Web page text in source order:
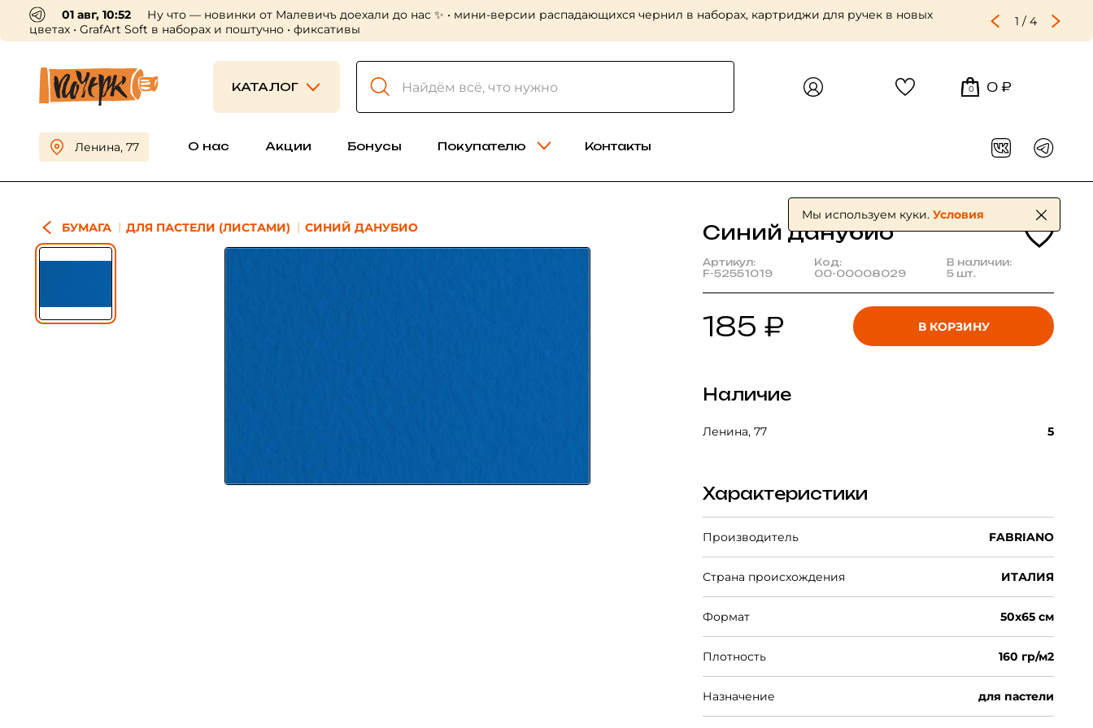
01 авг, 10:52
Ну что — новинки от Малевичъ доехали до нас ✨ • мини-версии распадающихся чернил в наборах, картриджи для ручек в новых
цветах • GrafArt Soft в наборах и поштучно • фиксативы
1 / 4
КАТАЛОГ 0 0 ₽
Ленина, 77 О нас Акции Бонусы Покупателю Контакты
БУМАГА ДЛЯ ПАСТЕЛИ (ЛИСТАМИ) СИНИЙ ДАНУБИО Синий данубио
Артикул:
F-52551019
Код:
00-00008029
В наличии:
5 шт.
185 ₽ В КОРЗИНУ
Наличие
Ленина, 77 5
Характеристики
Производитель FABRIANO
Страна происхождения ИТАЛИЯ
Формат 50х65 см
Плотность 160 гр/м2
Назначение для пастели
Мы используем куки. Условия